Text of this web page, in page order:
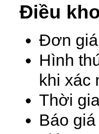
Điều
Đơn giá
Hình
khi xác
Thời
Báo